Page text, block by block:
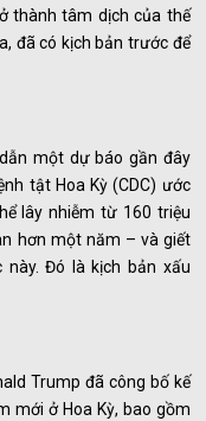
thành tâm dịch của thế
đã có kịch bản trước để
một dự báo gần đây
tật Hoa Kỳ (CDC) ước
lây nhiễm từ 160 triệu
hơn một năm – và giết
này. Đó là kịch bản xấu
Trump đã công bố kế
mới ở Hoa Kỳ, bao gồm